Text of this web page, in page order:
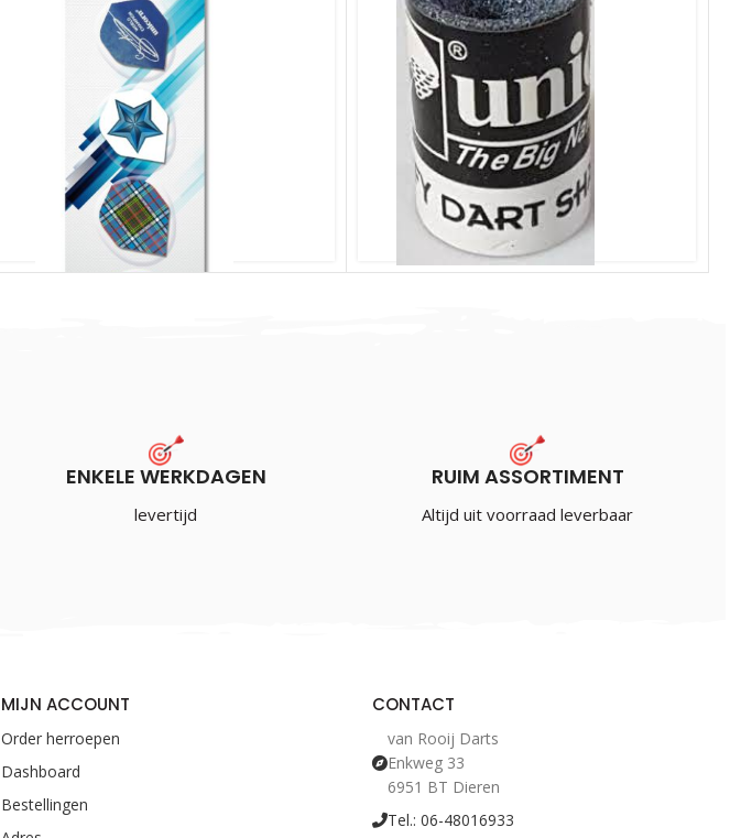
Unicorn Gary Anderson Flight Selector
ENKELE WERKDAGEN
levertijd
RUIM ASSORTIMENT
Altijd uit voorraad leverbaar
MIJN ACCOUNT
Order herroepen
Dashboard
Bestellingen
CONTACT
van Rooij Darts
Enkweg 33
6951 BT Dieren
Tel.: 06-48016933